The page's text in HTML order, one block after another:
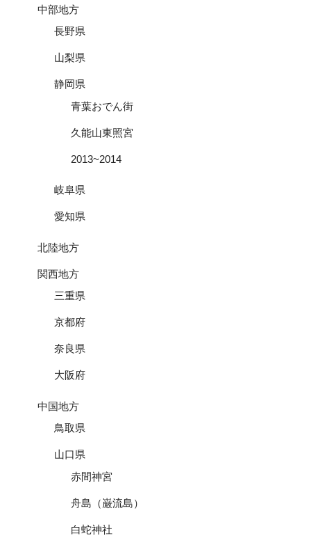
中部地方
長野県
山梨県
静岡県
青葉おでん街
久能山東照宮
2013~2014
岐阜県
愛知県
北陸地方
関西地方
三重県
京都府
奈良県
大阪府
中国地方
鳥取県
山口県
赤間神宮
舟島（巌流島）
白蛇神社